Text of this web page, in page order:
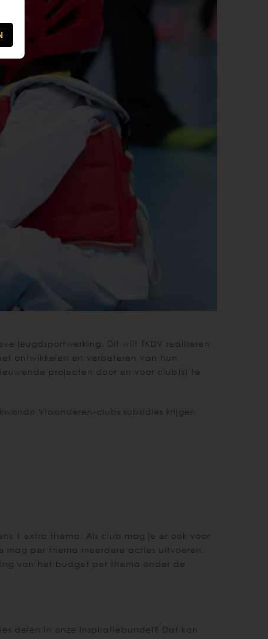
jeugdsportwerking. Dit wilt TKDV realiseren
ontwikkelen en verbeteren van hun
projecten door en voor club(s) te
Vlaanderen-clubs subsidies krijgen
1 extra thema. Als club mag je er ook voor
per thema meerdere acties uitvoeren.
van het budget per thema onder de
delen in onze inspiratiebundel? Dat kan